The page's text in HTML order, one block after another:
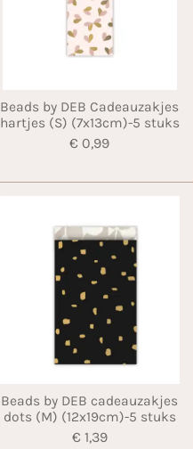
Beads by DEB Cadeauzakjes
hartjes (S) (7x13cm)-5 stuks
€ 0,99
Beads by DEB cadeauzakjes
dots (M) (12x19cm)-5 stuks
€ 1,39